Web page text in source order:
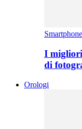
Smartphone
I
di
Orologi